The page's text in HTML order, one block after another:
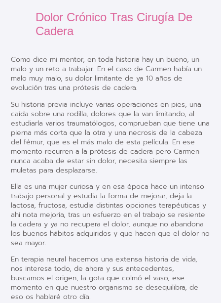
Dolor Crónico Tras Cirugía De
Cadera
Como dice mi mentor, en toda historia hay un bueno, un
malo y un reto a trabajar. En el caso de Carmen había un
malo muy malo, su dolor limitante de ya 10 años de
evolución tras una prótesis de cadera.
Su historia previa incluye varias operaciones en pies, una
caída sobre una rodilla, dolores que la van limitando, al
estudiarla varios traumatólogos, comprueban que tiene una
pierna más corta que la otra y una necrosis de la cabeza
del fémur, que es el más malo de esta película. En ese
momento recurren a la prótesis de cadera pero Carmen
nunca acaba de estar sin dolor, necesita siempre las
muletas para desplazarse.
Ella es una mujer curiosa y en esa época hace un intenso
trabajo personal y estudia la forma de mejorar, deja la
lactosa, fructosa, estudia distintas opciones terapéuticas y
ahí nota mejoría, tras un esfuerzo en el trabajo se resiente
la cadera y ya no recupera el dolor, aunque no abandona
los buenos hábitos adquiridos y que hacen que el dolor no
sea mayor.
En terapia neural hacemos una extensa historia de vida,
nos interesa todo, de ahora y sus antecedentes,
buscamos el origen, la gota que colmó el vaso, ese
momento en que nuestro organismo se desequilibra, de
eso os hablaré otro día.